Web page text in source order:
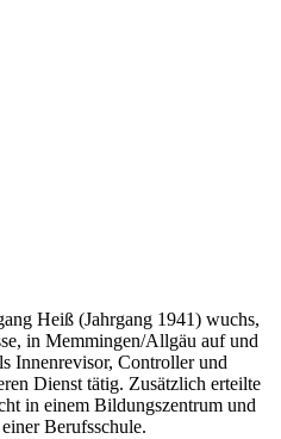
Heiß (Jahrgang 1941) wuchs,
in Memmingen/Allgäu auf und
Innenrevisor, Controller und
Dienst tätig. Zusätzlich erteilte
in einem Bildungszentrum und
Berufsschule.